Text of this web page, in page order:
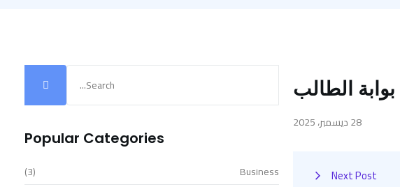
بوابة الطالب
28 ديسمبر، 2025
Next Post
Popular Categories
Business
(3)